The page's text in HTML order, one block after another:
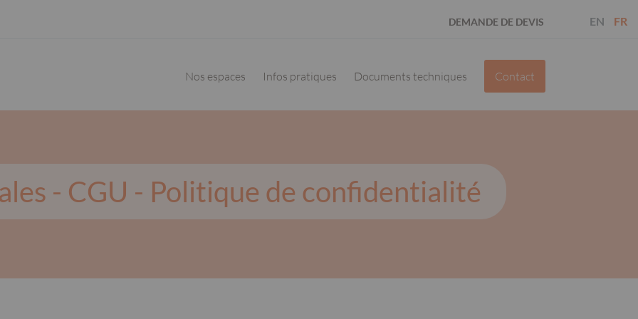
DEMANDE DE DEVIS EN
FR
Nos espaces
Infos pratiques Documents techniques Contact
- CGU - Politique de confidentialité